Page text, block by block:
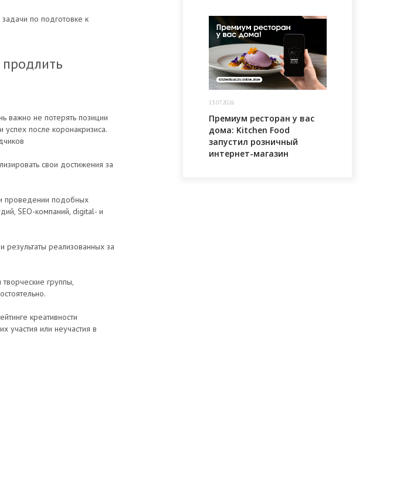
по подготовке к
важно не потерять позиции
успех после коронакризиса.
свои достижения за
проведении подобных
SEO-компаний, digital- и
результаты реализованных за
творческие группы,
креативности
участия или неучастия в
13.07.2026
Премиум ресторан у вас
дома: Kitchen Food
запустил розничный
интернет-магазин